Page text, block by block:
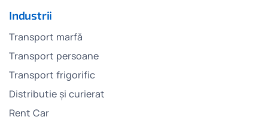
Industrii
Transport marfă
Transport persoane
Transport frigorific
Distributie și curierat
Rent Car